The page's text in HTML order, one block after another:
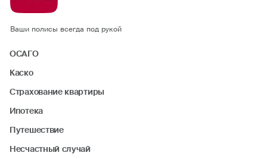
Ваши полисы всегда под рукой
ОСАГО
Каско
Страхование квартиры
Ипотека
Путешествие
Несчастный случай